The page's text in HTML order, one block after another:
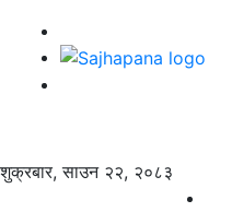
शुक्रबार, साउन २२, २०८३